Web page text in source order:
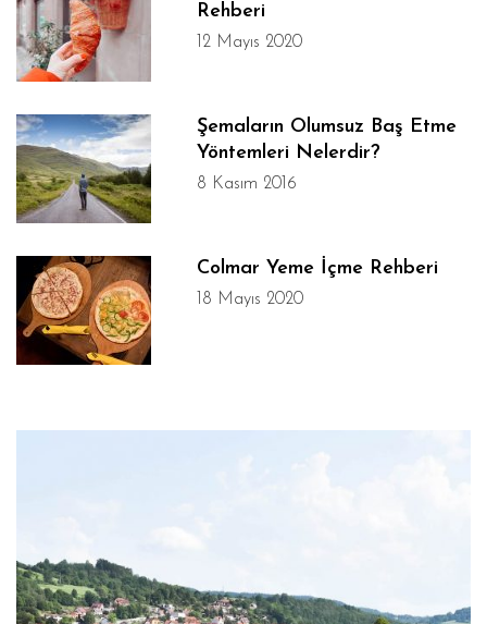
Rehberi
12 Mayıs 2020
Şemaların Olumsuz Baş Etme
Yöntemleri Nelerdir?
8 Kasım 2016
Colmar Yeme İçme Rehberi
18 Mayıs 2020